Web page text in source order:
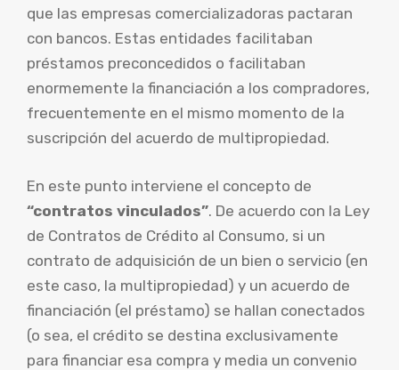
que las empresas comercializadoras pactaran
con bancos. Estas entidades facilitaban
préstamos preconcedidos o facilitaban
enormemente la financiación a los compradores,
frecuentemente en el mismo momento de la
suscripción del acuerdo de multipropiedad.
En este punto interviene el concepto de
“contratos vinculados”. De acuerdo con la Ley
de Contratos de Crédito al Consumo, si un
contrato de adquisición de un bien o servicio (en
este caso, la multipropiedad) y un acuerdo de
financiación (el préstamo) se hallan conectados
(o sea, el crédito se destina exclusivamente
para financiar esa compra y media un convenio